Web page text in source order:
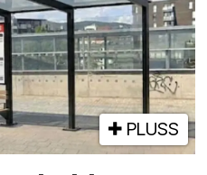
PLUSS